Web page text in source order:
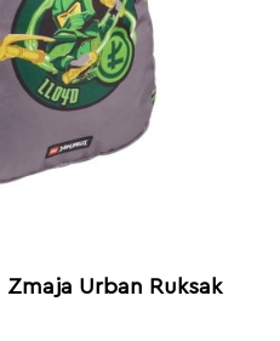
Zmaja Urban Ruksak